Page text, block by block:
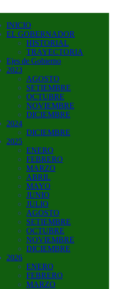
2023
INICIO
EL GOBERNADOR
HISTORIAL
TRAYECTORIA
Ejes de Gobierno
2023
AGOSTO
SETIEMBRE
OCTUBRE
NOVIEMBRE
DICIEMBRE
2024
DICIEMBRE
2025
ENERO
FEBRERO
MARZO
ABRIL
MAYO
JUNIO
JULIO
AGOSTO
SETIEMBRE
OCTUBRE
NOVIEMBRE
DICIEMBRE
2026
ENERO
FEBRERO
MARZO